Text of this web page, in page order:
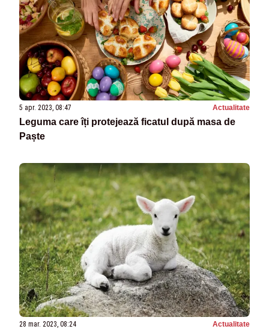
5 apr. 2023, 08:47 Actualitate
Leguma care îți protejează ficatul după masa de
Paște
28 mar. 2023, 08:24 Actualitate